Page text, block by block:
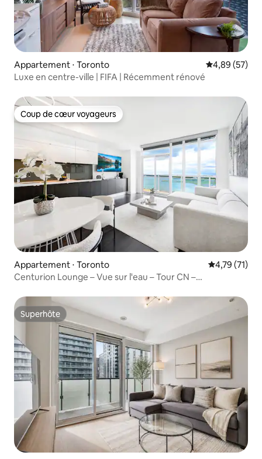
Appartement ⋅ Toronto Évaluation
4,89 (57)
Luxe en centre-ville | FIFA | Récemment rénové
Coup de cœur voyageurs
Coup de cœur voyageurs
Appartement ⋅ Toronto Évaluation
4,79 (71)
Centurion Lounge – Vue sur l'eau – Tour CN –
Superhôte
Superhôte